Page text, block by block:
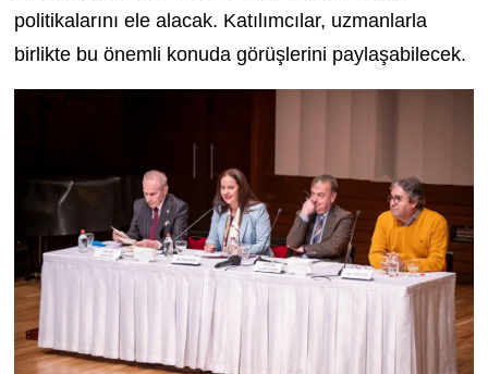
politikalarını ele alacak. Katılımcılar, uzmanlarla
birlikte bu önemli konuda görüşlerini paylaşabilecek.